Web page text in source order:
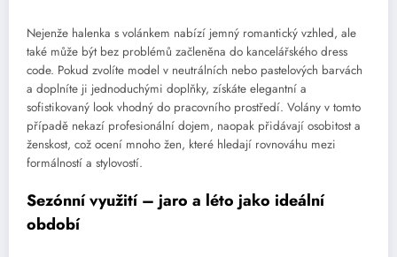
Nejenže halenka s volánkem nabízí jemný romantický vzhled, ale
také může být bez problémů začleněna do kancelářského dress
code. Pokud zvolíte model v neutrálních nebo pastelových barvách
a doplníte ji jednoduchými doplňky, získáte elegantní a
sofistikovaný look vhodný do pracovního prostředí. Volány v tomto
případě nekazí profesionální dojem, naopak přidávají osobitost a
ženskost, což ocení mnoho žen, které hledají rovnováhu mezi
formálností a stylovostí.
Sezónní využití – jaro a léto jako ideální
období